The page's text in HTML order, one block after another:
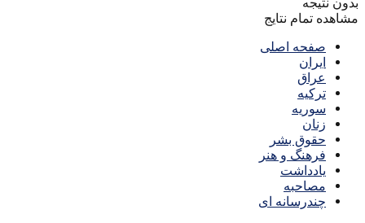
بدون نتیجه
مشاهده تمام نتایج
صفحه اصلی
ایران
عراق
ترکیه
سوریه
زنان
حقوق بشر
فرهنگ و هنر
یادداشت
مصاحبه
چندرسانه ای